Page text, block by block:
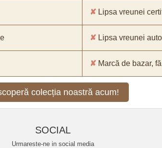
✘ Lipsa vreunei
✘ Lipsa vreunei
✘ Marcă de bazar,
colecția noastră acum!
SOCIAL
Urmareste-ne in social media